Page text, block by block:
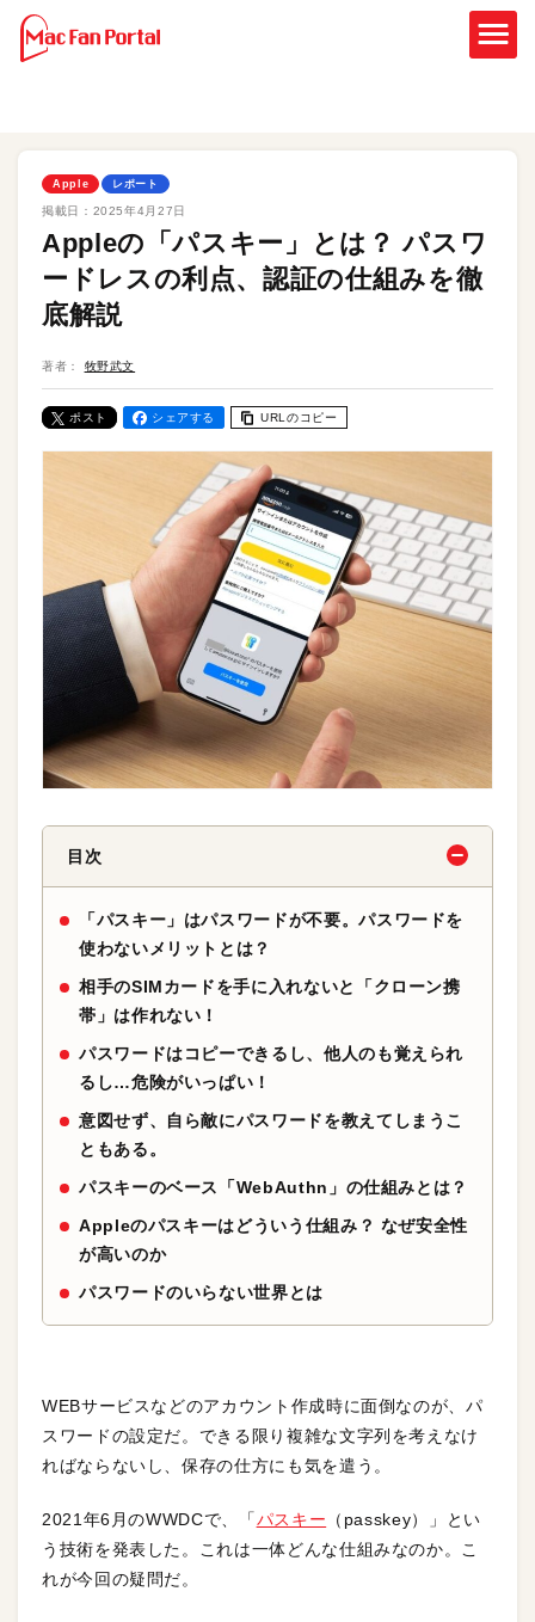
Apple レポート
掲載日： 2025年4月27日
Appleの「パスキー」とは？ パスワ
ードレスの利点、認証の仕組みを徹
底解説
著者： 牧野武文
ポスト シェアする URLのコピー
目次
「パスキー」はパスワードが不要。パスワードを
使わないメリットとは？
相手のSIMカードを手に入れないと「クローン携
帯」は作れない！
パスワードはコピーできるし、他人のも覚えられ
るし…危険がいっぱい！
意図せず、自ら敵にパスワードを教えてしまうこ
ともある。
パスキーのベース「WebAuthn」の仕組みとは？
Appleのパスキーはどういう仕組み？ なぜ安全性
が高いのか
パスワードのいらない世界とは
WEBサービスなどのアカウント作成時に面倒なのが、パ
スワードの設定だ。できる限り複雑な文字列を考えなけ
ればならないし、保存の仕方にも気を遣う。
2021年6月のWWDCで、「パスキー （passkey）」とい
う技術を発表した。これは一体どんな仕組みなのか。こ
れが今回の疑問だ。